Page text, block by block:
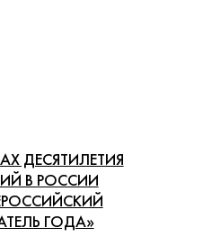
ДЕСЯТИЛЕТИЯ
В РОССИИ
ГОДА»